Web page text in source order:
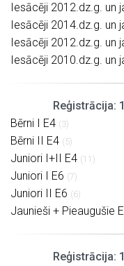
Iesācēji 2012.dz.g. un
Iesācēji 2014.dz.g. un
Iesācēji 2012.dz.g. un
Iesācēji 2010.dz.g. un
Reģistrācija:
Bērni I E4 (3)
Bērni II E4 (5)
Juniori I+II E4 (11)
Juniori I E6 (7)
Juniori II E6 (6)
Jaunieši + Pieaugušie
Reģistrācija: